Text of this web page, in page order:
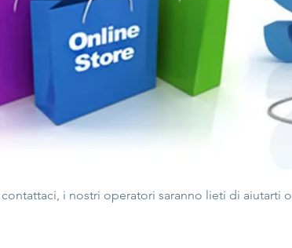
i nostri operatori saranno lieti di aiutarti